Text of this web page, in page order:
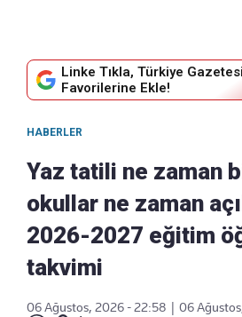
Linke Tıkla, Türkiye
Favorilerine Ekle!
HABERLER
Yaz tatili ne zaman
okullar ne zaman
2026-2027 eğitim
takvimi
06 Ağustos, 2026 - 22:58
06